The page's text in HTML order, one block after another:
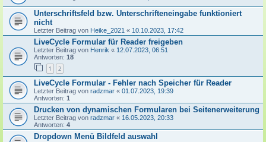
Unterschriftsfeld bzw. Unterschrifteneingabe funktioniert
nicht
Letzter Beitrag von Heike_2021 « 10.10.2023, 17:42
LiveCycle Formular für Reader freigeben
Letzter Beitrag von Henrik « 12.07.2023, 06:51
Antworten: 18
1 2
LiveCycle Formular - Fehler nach Speicher für Reader
Letzter Beitrag von radzmar « 01.07.2023, 19:39
Antworten: 1
Drucken von dynamischen Formularen bei Seitenerweiterung
Letzter Beitrag von radzmar « 16.05.2023, 20:33
Antworten: 4
Dropdown Menü Bildfeld auswahl